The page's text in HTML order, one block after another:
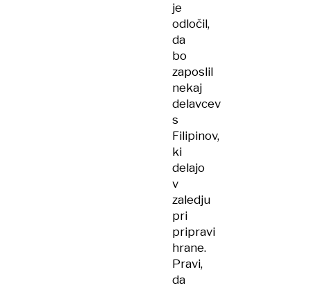
je
odločil,
da
bo
zaposlil
nekaj
delavcev
s
Filipinov,
ki
delajo
v
zaledju
pri
pripravi
hrane.
Pravi,
da